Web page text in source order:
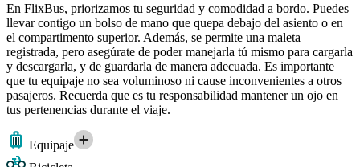
En FlixBus, priorizamos tu seguridad y comodidad a bordo. Puedes
llevar contigo un bolso de mano que quepa debajo del asiento o en
el compartimento superior. Además, se permite una maleta
registrada, pero asegúrate de poder manejarla tú mismo para cargarla
y descargarla, y de guardarla de manera adecuada. Es importante
que tu equipaje no sea voluminoso ni cause inconvenientes a otros
pasajeros. Recuerda que es tu responsabilidad mantener un ojo en
tus pertenencias durante el viaje.
Equipaje